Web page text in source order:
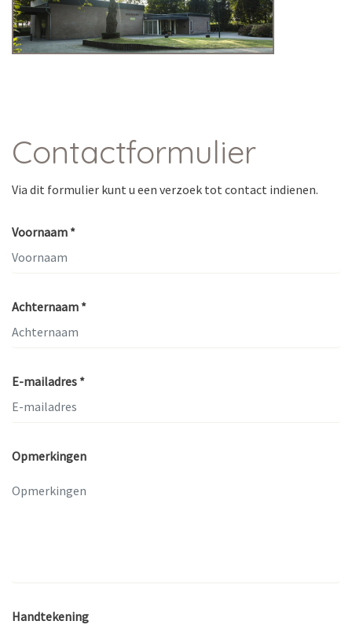
Contactformulier
Via dit formulier kunt u een verzoek tot contact indienen.
Voornaam *
Achternaam *
E-mailadres *
Opmerkingen
Handtekening